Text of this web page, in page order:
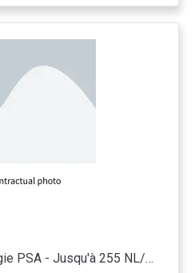
Débit élevé - Technologie PSA - Jusqu'à 255 NL/min